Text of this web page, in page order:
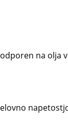
na olja v